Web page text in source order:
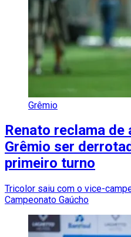
Grêmio
Renato reclama
Grêmio ser
primeiro turno
Tricolor saiu com o vice-
Campeonato Gaúcho